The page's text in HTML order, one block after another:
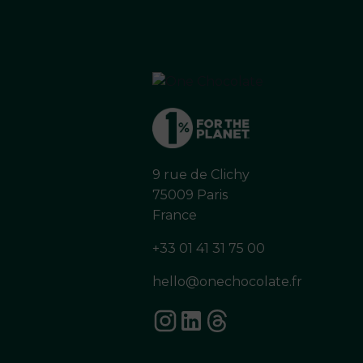
9 rue de Clichy
75009 Paris
France
+33 01 41 31 75 00
hello@onechocolate.fr